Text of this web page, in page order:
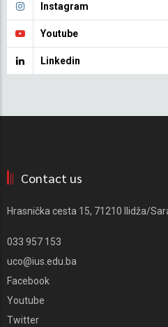
Instagram
Youtube
Linkedin
Contact us
Hrasnička cesta 15, 71210 Ilidža/
033 957 153
uco@ius.edu.ba
Facebook
Youtube
Twitter